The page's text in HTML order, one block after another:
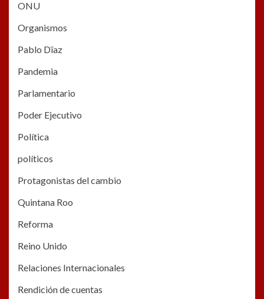
ONU
Organismos
Pablo Dïaz
Pandemia
Parlamentario
Poder Ejecutivo
Política
políticos
Protagonistas del cambio
Quintana Roo
Reforma
Reino Unido
Relaciones Internacionales
Rendición de cuentas